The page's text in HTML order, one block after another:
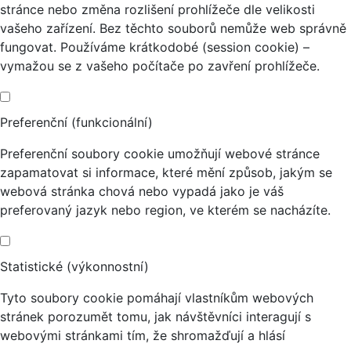
stránce nebo změna rozlišení prohlížeče dle velikosti
vašeho zařízení. Bez těchto souborů nemůže web správně
fungovat. Používáme krátkodobé (session cookie) –
vymažou se z vašeho počítače po zavření prohlížeče.
Preferenční (funkcionální)
Preferenční soubory cookie umožňují webové stránce
zapamatovat si informace, které mění způsob, jakým se
webová stránka chová nebo vypadá jako je váš
preferovaný jazyk nebo region, ve kterém se nacházíte.
Statistické (výkonnostní)
Tyto soubory cookie pomáhají vlastníkům webových
stránek porozumět tomu, jak návštěvníci interagují s
webovými stránkami tím, že shromažďují a hlásí